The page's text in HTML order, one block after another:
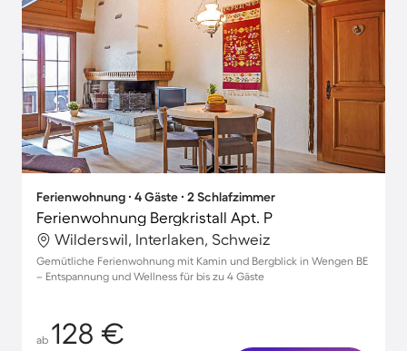
Ferienwohnung ∙ 4 Gäste ∙ 2 Schlafzimmer
Ferienwohnung Bergkristall Apt. P
Wilderswil, Interlaken, Schweiz
Gemütliche Ferienwohnung mit Kamin und Bergblick in Wengen BE
– Entspannung und Wellness für bis zu 4 Gäste
ab 128 €